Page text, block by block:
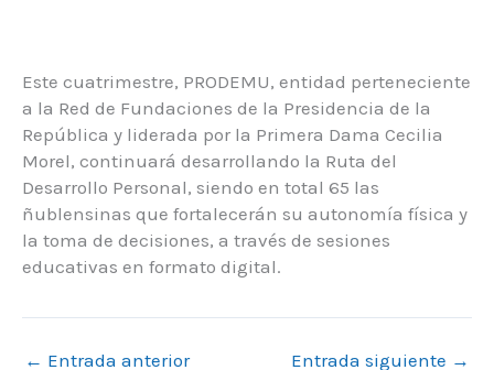
Este cuatrimestre, PRODEMU, entidad perteneciente
a la Red de Fundaciones de la Presidencia de la
República y liderada por la Primera Dama Cecilia
Morel, continuará desarrollando la Ruta del
Desarrollo Personal, siendo en total 65 las
ñublensinas que fortalecerán su autonomía física y
la toma de decisiones, a través de sesiones
educativas en formato digital.
← Entrada anterior Entrada siguiente →